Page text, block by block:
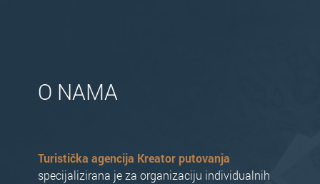
O NAMA
Turistička agencija Kreator putovanja
specijalizirana je za organizaciju individualnih